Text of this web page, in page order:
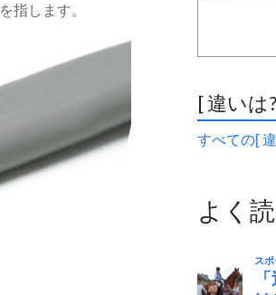
を指します。
[ 違いは
すべての[
よく